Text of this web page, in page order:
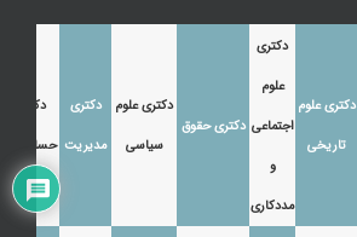
دکتری علوم
تاریخی
دکتری
علوم
اجتماعی
و
مددکاری
دکتری حقوق
دکتری علوم
سیاسی
دکتری
مدیریت
دکتری
حسابداری